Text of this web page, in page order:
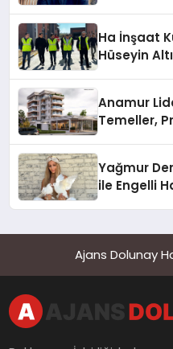
Ha İnşaat
Hüseyin
Anamur
Temeller,
Yağmur
ile Engelli
Ajans Dolunay